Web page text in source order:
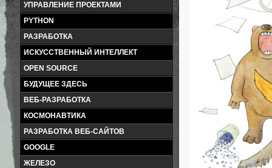
УПРАВЛЕНИЕ ПРОЕКТАМИ
PYTHON
РАЗРАБОТКА
ИСКУССТВЕННЫЙ ИНТЕЛЛЕКТ
OPEN SOURCE
БУДУЩЕЕ ЗДЕСЬ
ВЕБ-РАЗРАБОТКА
КОСМОНАВТИКА
РАЗРАБОТКА ВЕБ-САЙТОВ
GOOGLE
ЖЕЛЕЗО